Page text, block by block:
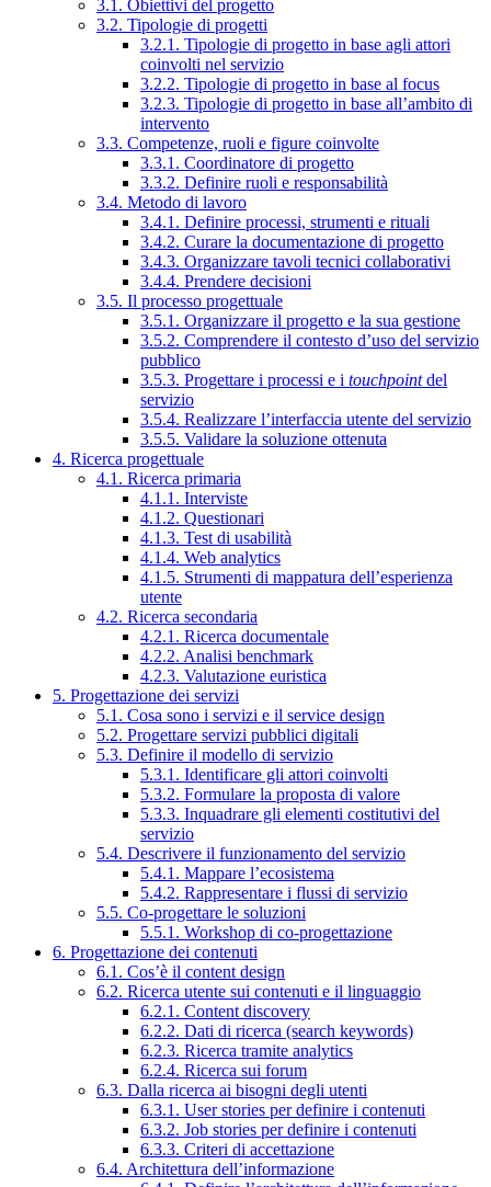
3.1. Obiettivi del progetto
3.2. Tipologie di progetti
3.2.1. Tipologie di progetto in base agli attori
coinvolti nel servizio
3.2.2. Tipologie di progetto in base al focus
3.2.3. Tipologie di progetto in base all’ambito di
intervento
3.3. Competenze, ruoli e figure coinvolte
3.3.1. Coordinatore di progetto
3.3.2. Definire ruoli e responsabilità
3.4. Metodo di lavoro
3.4.1. Definire processi, strumenti e rituali
3.4.2. Curare la documentazione di progetto
3.4.3. Organizzare tavoli tecnici collaborativi
3.4.4. Prendere decisioni
3.5. Il processo progettuale
3.5.1. Organizzare il progetto e la sua gestione
3.5.2. Comprendere il contesto d’uso del servizio
pubblico
3.5.3. Progettare i processi e i touchpointdel
servizio
3.5.4. Realizzare l’interfaccia utente del servizio
3.5.5. Validare la soluzione ottenuta
4. Ricerca progettuale
4.1. Ricerca primaria
4.1.1. Interviste
4.1.2. Questionari
4.1.3. Test di usabilità
4.1.4. Web analytics
4.1.5. Strumenti di mappatura dell’esperienza
utente
4.2. Ricerca secondaria
4.2.1. Ricerca documentale
4.2.2. Analisi benchmark
4.2.3. Valutazione euristica
5. Progettazione dei servizi
5.1. Cosa sono i servizi e il service design
5.2. Progettare servizi pubblici digitali
5.3. Definire il modello di servizio
5.3.1. Identificare gli attori coinvolti
5.3.2. Formulare la proposta di valore
5.3.3. Inquadrare gli elementi costitutivi del
servizio
5.4. Descrivere il funzionamento del servizio
5.4.1. Mappare l’ecosistema
5.4.2. Rappresentare i flussi di servizio
5.5. Co-progettare le soluzioni
5.5.1. Workshop di co-progettazione
6. Progettazione dei contenuti
6.1. Cos’è il content design
6.2. Ricerca utente sui contenuti e il linguaggio
6.2.1. Content discovery
6.2.2. Dati di ricerca (search keywords)
6.2.3. Ricerca tramite analytics
6.2.4. Ricerca sui forum
6.3. Dalla ricerca ai bisogni degli utenti
6.3.1. User stories per definire i contenuti
6.3.2. Job stories per definire i contenuti
6.3.3. Criteri di accettazione
6.4. Architettura dell’informazione